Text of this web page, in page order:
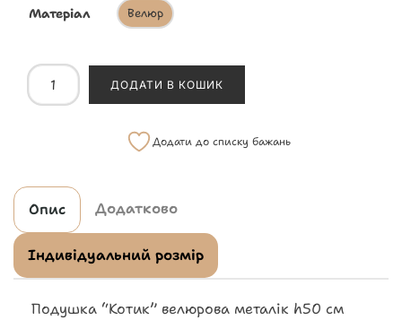
Матеріал Велюр
ДОДАТИ В КОШИК
Додати до списку бажань
Опис Додатково
Індивідуальний розмір
Подушка “Котик” велюрова металік h50 см